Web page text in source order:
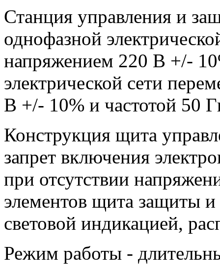
Станция управления и
однофазной
напряжением 220 В +/-
электрической сети
В +/- 10% и частотой 50
Конструкция щита
запрет включения
при отсутствии
элементов щита защиты и
световой индикацией,
Режим работы -